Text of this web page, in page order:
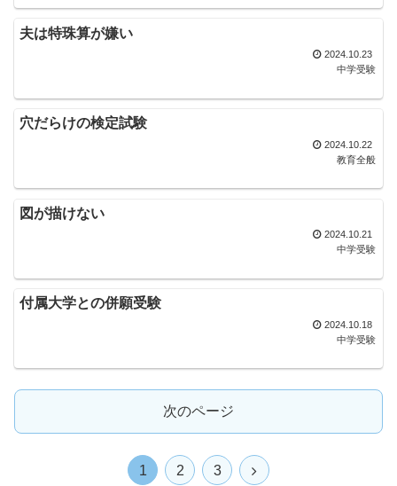
夫は特珠算が嫌い
2024.10.23
中学受験
穴だらけの検定試験
2024.10.22
教育全般
図が描けない
2024.10.21
中学受験
付属大学との併願受験
2024.10.18
中学受験
次のページ
1 2 3